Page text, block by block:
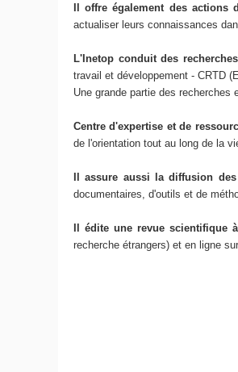
Il offre également des actions
actualiser leurs connaissances
L'Inetop conduit des
travail et développement - CRTD
Une grande partie des
Centre d'expertise et de
de l'orientation tout au long de la
Il assure aussi la diffusion
documentaires, d'outils et de
Il édite une revue scientifique
recherche étrangers) et en ligne